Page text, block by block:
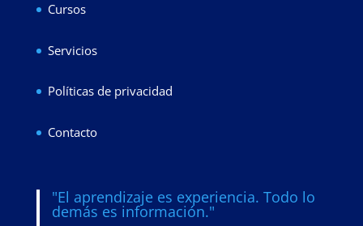
Cursos
Servicios
Políticas de privacidad
Contacto
"El aprendizaje es experiencia. Todo lo
demás es información."